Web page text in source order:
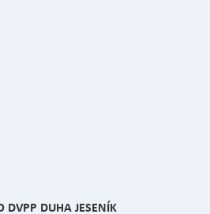
DVPP DUHA JESENÍK